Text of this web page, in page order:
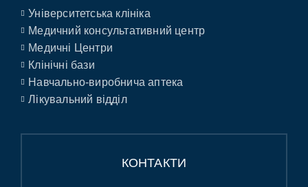
Університетська клініка
Медичний консультативний центр
Медичні Центри
Клінічні бази
Навчально-виробнича аптека
Лікувальний відділ
КОНТАКТИ